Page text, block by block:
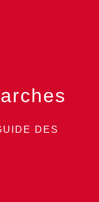
DES